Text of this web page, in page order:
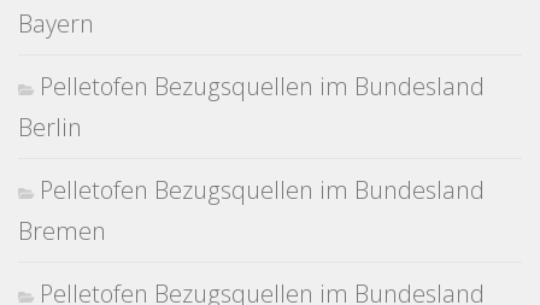
Bayern
Pelletofen Bezugsquellen im Bundesland
Berlin
Pelletofen Bezugsquellen im Bundesland
Bremen
Pelletofen Bezugsquellen im Bundesland